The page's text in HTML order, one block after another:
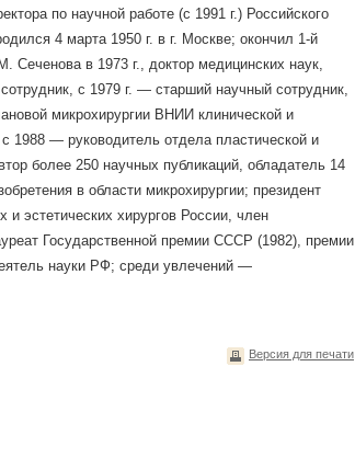
по научной работе (с 1991 г.) Российского
4 марта 1950 г. в г. Москве; окончил 1-й
Сеченова в 1973 г., доктор медицинских наук,
с 1979 г. — старший научный сотрудник,
микрохирургии ВНИИ клинической и
1988 — руководитель отдела пластической и
более 250 научных публикаций, обладатель 14
в области микрохирургии; президент
и эстетических хирургов России, член
Государственной премии СССР (1982), премии
науки РФ; среди увлечений —
Версия для печати